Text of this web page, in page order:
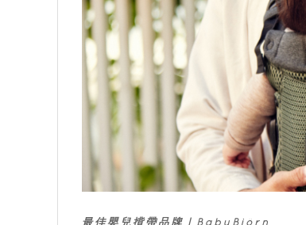
最佳嬰兒揹帶品牌｜BabyBjörn